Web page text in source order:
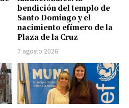
bendición del templo de
Santo Domingo y el
nacimiento efímero de la
Plaza de la Cruz
7 agosto 2026